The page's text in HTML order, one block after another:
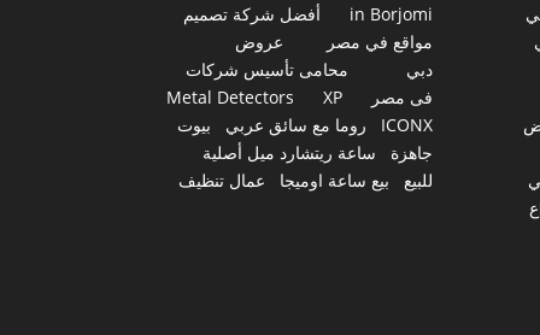
in Borjomi
أفضل شركة تصميم
مواقع في مصر
عروض
دبي
محامى تأسيس شركات
فى مصر
Metal Detectors
XP
ICONX
روما مع سائق عربي
بيوت
جاهزة
ساعة ريتشارد ميل أصلية
للبيع
بيع ساعة اوميجا عمال تنظيف